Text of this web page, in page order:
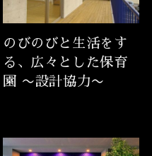
のびのびと生活をす
る、広々とした保育
園 〜設計協力〜